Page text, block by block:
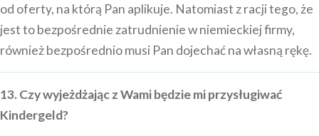
od oferty, na którą Pan aplikuje. Natomiast z racji tego, że
jest to bezpośrednie zatrudnienie w niemieckiej firmy,
również bezpośrednio musi Pan dojechać na własną rękę.
13. Czy wyjeżdżając z Wami będzie mi przysługiwać
Kindergeld?